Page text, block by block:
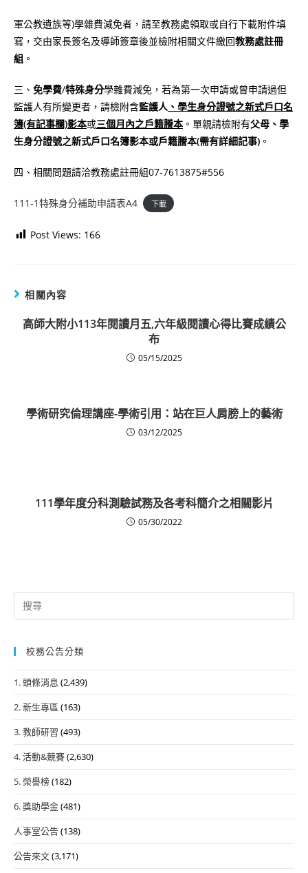
軍公教遺族等)學雜費減免者，請至教務處領取或自行下載附件填
寫，交由家長簽名及導師簽章後並檢附相關文件繳回教務處註冊
組 。
三、 免學費/特殊身分學雜費減免，若為第一次申請或曾申請過但
監護人有所變更者，請檢附含監護人 、學生身分證號之新式戶口名
簿(有記事欄)影本或三個月內之戶籍謄本 。單親請檢附有父母、學
生身分證號之新式戶口名簿影本或戶籍謄本(需有詳細記事) 。
四、相關問題請洽教務處註冊組07-7613875#556
111-1特殊身分補助申請表A4 下載
Post Views: 166
相關內容
高師大附小113年閱讀月五,六年級閱讀心得比賽成績公
布
05/15/2025
學術研究倫理講座-學術引用：站在巨人肩膀上的藝術
03/12/2025
111學年度分科測驗試務及各考科簡介之相關影片
05/30/2022
Search
for:
校務公告分類
1. 頭條消息 (2,439)
2. 新生專區 (163)
3. 教師研習 (493)
4. 活動&競賽(2,630)
5. 榮譽榜(182)
6. 獎助學金(481)
人事室公告(138)
公告來文(3,171)